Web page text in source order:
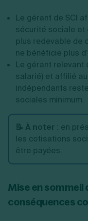
Le gérant de SCI
sécurité sociale et
plus redevable de
ne bénéficie plus
Le gérant relevant
salarié) et affilié
indépendants
sociales minimum.
📝 À noter : en
les cotisations
être payées.
Mise en sommeil
conséquences